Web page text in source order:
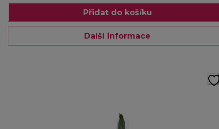
Přidat do košíku
Další informace